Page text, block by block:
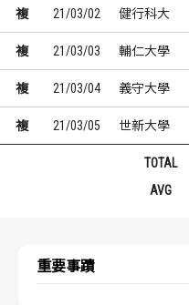
複 21/03/02 健行科大
複 21/03/03 輔仁大學
複 21/03/04 義守大學
複 21/03/05 世新大學
TOTAL
AVG
重要事蹟